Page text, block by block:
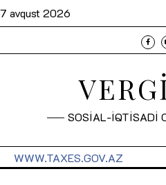
7 avqust 2026
SOSİAL-İQTİSADİ
WWW.TAXES.GOV.AZ